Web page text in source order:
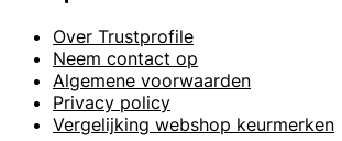
Over Trustprofile
Neem contact op
Algemene voorwaarden
Privacy policy
Vergelijking webshop keurmerken